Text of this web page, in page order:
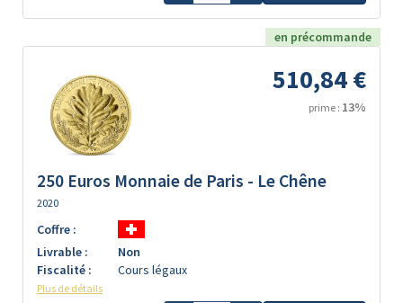
en précommande
510,84 €
prime : 13%
250 Euros Monnaie de Paris - Le Chêne
2020
Coffre :
Livrable :
Non
Fiscalité :
Cours légaux
Plus de détails